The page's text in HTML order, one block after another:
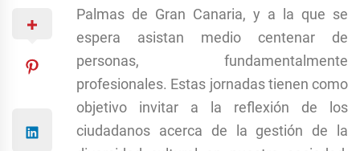
Palmas de Gran Canaria, y a la que se
espera asistan medio centenar de
personas, fundamentalmente
profesionales. Estas jornadas tienen como
objetivo invitar a la reflexión de los
ciudadanos acerca de la gestión de la